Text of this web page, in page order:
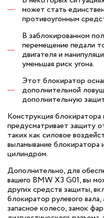
может стать
противоугонным
В заблокированном
перемещение педали
двигателя и
уменьшая риск угона.
Этот блокиратор
дополнительной
дополнительную
Конструкция
предусматривает защиту
таких как силовое
выламывание блокиратора
цилиндром.
Дополнительно, для
вашего BMW X3 G01, вы
других средств защиты,
блокиратор рулевого
запасное колесо, замок